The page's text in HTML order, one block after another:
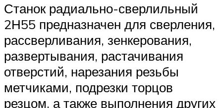
Станок радиально-сверлильный
2Н55 предназначен для сверления,
рассверливания, зенкерования,
развертывания, растачивания
отверстий, нарезания резьбы
метчиками, подрезки торцов
резцом, а также выполнения других